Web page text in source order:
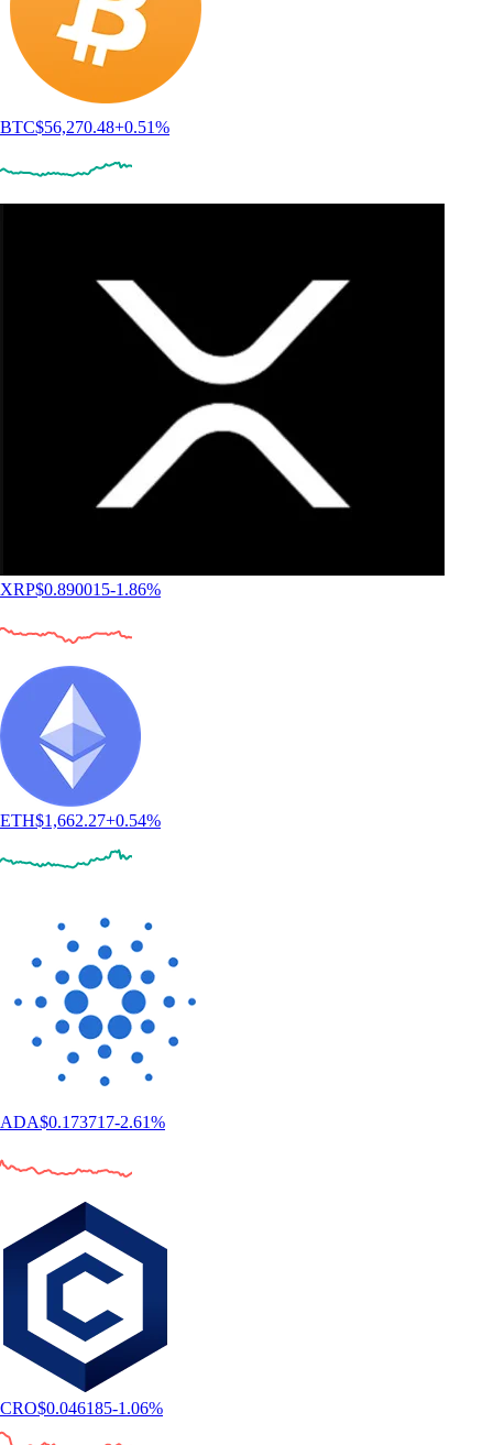
BTC$56,270.48+0.51%
XRP$0.890015-1.86%
ETH$1,662.27+0.54%
ADA$0.173717-2.61%
CRO$0.046185-1.06%